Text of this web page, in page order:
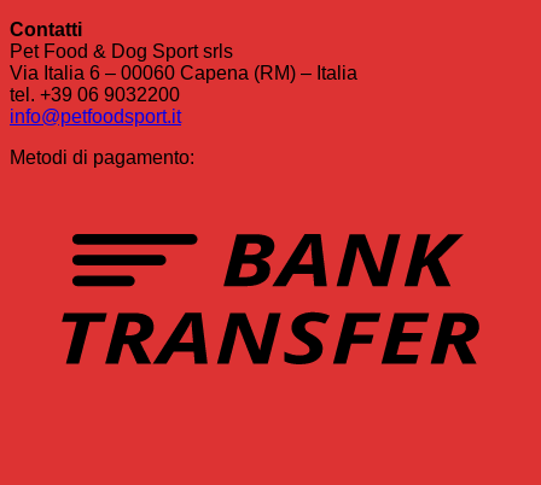
Contatti
Pet Food & Dog Sport srls
Via Italia 6 – 00060 Capena (RM) – Italia
tel. +39 06 9032200
info@petfoodsport.it
Metodi di pagamento: